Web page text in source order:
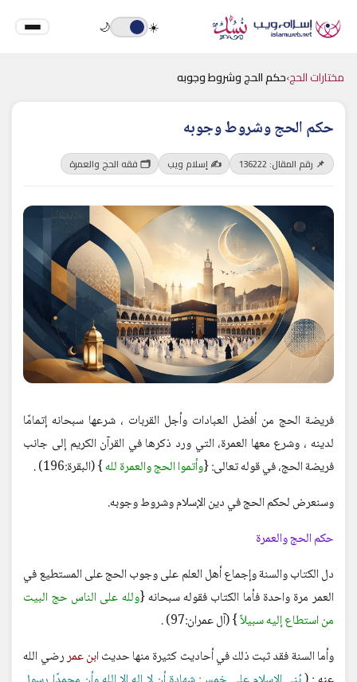
☀️
🌙
مختارات الحج›حكم الحج وشروط وجوبه
حكم الحج وشروط وجوبه
📌 رقم المقال: 136222 ✍️ إسلام ويب 🗂 فقه الحج والعمرة
فريضة الحج من أفضل العبادات وأجل القربات ، شرعها سبحانه إتمامًا
لدينه ، وشرع معها العمرة، التي ورد ذكرها في القرآن الكريم إلى جانب
فريضة الحج، في قوله تعالى: {وأتموا الحج والعمرة لله} (البقرة:196) .
وسنعرض لحكم الحج في دين الإسلام وشروط وجوبه.
حكم الحج والعمرة
دل الكتاب والسنة وإجماع أهل العلم على وجوب الحج على المستطيع في
العمر مرة واحدة فأما الكتاب فقوله سبحانه {ولله على الناس حج البيت
من استطاع إليه سبيلاً} (آل عمران:97) .
وأما السنة فقد ثبت ذلك في أحاديث كثيرة منها حديثابن عمررضي الله